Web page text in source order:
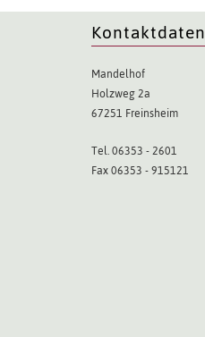
Kontaktdaten
Mandelhof
Holzweg 2a
67251 Freinsheim
Tel. 06353 - 2601
Fax 06353 - 915121